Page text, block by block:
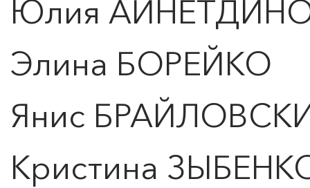
Юлия
Элина БОРЕЙКО
Янис
Кристина